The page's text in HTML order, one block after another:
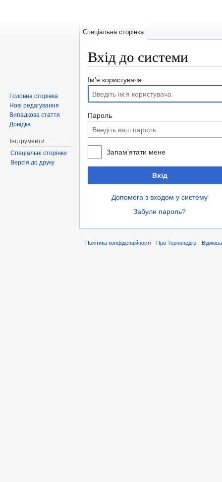
Вхід до системи
Ім'я користувача
Пароль
Запам'ятати мене
Вхід
Допомога з входом у систему
Забули пароль?
Спеціальна сторінка
Головна сторінка
Нові редагування
Випадкова стаття
Довідка
Інструменти
Спеціальні сторінки
Версія до друку
Політика конфіденційності Про Тернопедію Відмова